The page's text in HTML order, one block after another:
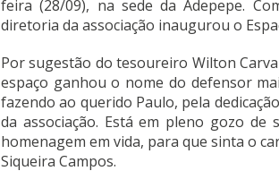
feira (28/09), na sede da Adepepe.
diretoria da associação inaugurou o
Por sugestão do tesoureiro Wilton
espaço ganhou o nome do defensor
fazendo ao querido Paulo, pela
da associação. Está em pleno gozo
homenagem em vida, para que sinta o
Siqueira Campos.